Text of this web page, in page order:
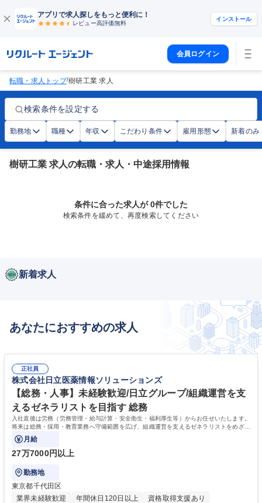
アプリで求人探しをもっと便利に！
レビュー高評価無料
インストール
会員ログイン
転職・求人トップ/樹研工業 求人
検索条件を設定する
勤務地 職種 年収 こだわり条件 雇用形態 新着のみ
樹研工業 求人の転職・求人・中途採用情報
条件に合った求人が 0件でした
検索条件を緩めて、再度検索してください
新着求人
あなたにおすすめの求人
正社員
株式会社日立医薬情報ソリューションズ
【総務・人事】未経験歓迎/日立グループ/組織運営を支
えるゼネラリストを目指す 総務
入社直後は労務（労務管理・給与計算・安全衛生・福利厚生等）からお任せいたします。
将来は総務・採用・教育業務へ守備範囲を広げ、組織運営を支えるゼネラリストをめざせ
ます。
月給
27万7000円以上
勤務地
東京都千代田区
業界未経験歓迎
年間休日120日以上
資格取得支援あり